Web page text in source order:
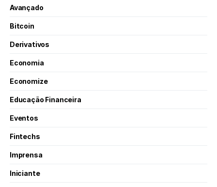
Avançado
Bitcoin
Derivativos
Economia
Economize
Educação Financeira
Eventos
Fintechs
Imprensa
Iniciante